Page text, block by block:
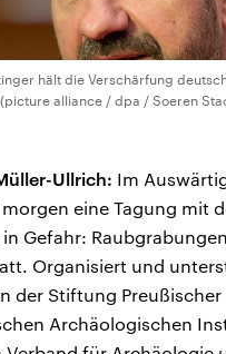
hält die Verschärfung
alliance / dpa / Soeren
Ullrich: Im
eine Tagung mit
Gefahr:
Organisiert und
der Stiftung
Archäologischen